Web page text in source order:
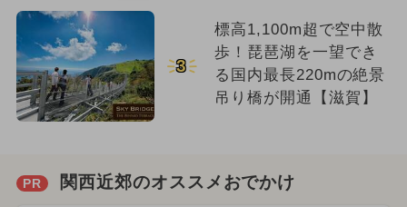
3
標高1,100m超で空中散
歩！琵琶湖を一望でき
る国内最長220mの絶景
吊り橋が開通【滋賀】
PR 関西近郊のオススメおでかけ